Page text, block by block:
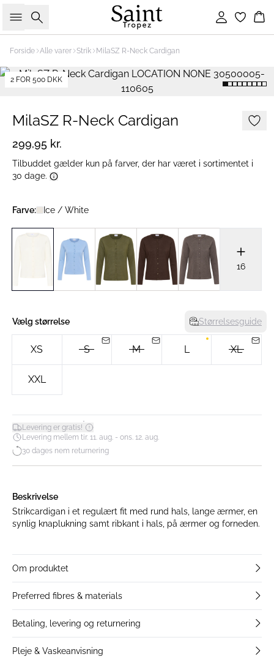
Søg Log ind
Forside Alle varer Strik MilaSZ R-Neck Cardigan
2 FOR 500 DKK
MilaSZ R-Neck Cardigan
299,95 kr.
Tilbuddet gælder kun på farver, der har været i sortimentet i
30 dage.
Farve: Ice / White
16
Vælg størrelse Størrelsesguide
XS S M L XL
XXL
Levering er gratis!*
Levering mellem tir. 11. aug. - ons. 12. aug.
30 dages nem returnering
Beskrivelse
Strikcardigan i et regulært fit med rund hals, lange ærmer, en
synlig knaplukning samt ribkant i hals, på ærmer og forneden.
Om produktet
Preferred fibres & materials
Betaling, levering og returnering
Pleje & Vaskeanvisning